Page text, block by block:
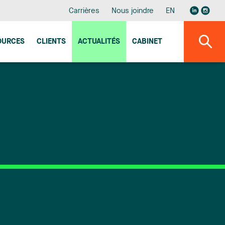
Carrières Nous joindre EN
CLIENTS ACTUALITÉS CABINET